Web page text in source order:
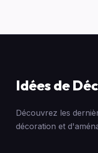
Idées de
Découvrez les
décoration et